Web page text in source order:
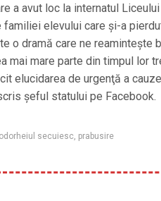
a avut loc la internatul
familiei elevului care şi-a
o dramă care ne
mai mare parte din timpul lor
elucidarea de urgenţă a
şeful statului pe Facebook.
odorheiul secuiesc, prabusire